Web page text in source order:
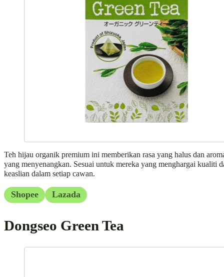
Teh hijau organik premium ini memberikan rasa yang halus dan
yang menyenangkan. Sesuai untuk mereka yang menghargai kualiti
keaslian dalam setiap cawan.
Shopee Lazada
Dongseo Green Tea